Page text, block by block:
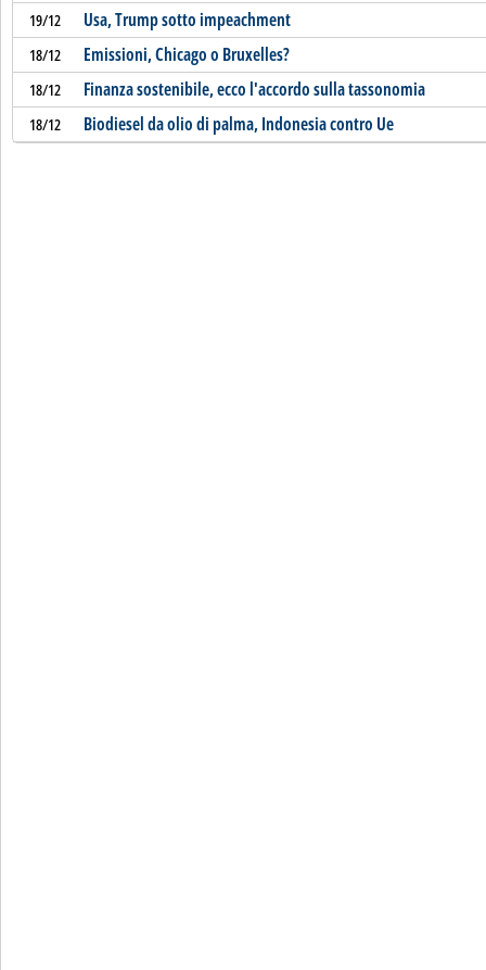
19/12 Usa, Trump sotto impeachment
18/12 Emissioni, Chicago o Bruxelles?
18/12 Finanza sostenibile, ecco l'accordo sulla tassonomia
18/12 Biodiesel da olio di palma, Indonesia contro Ue